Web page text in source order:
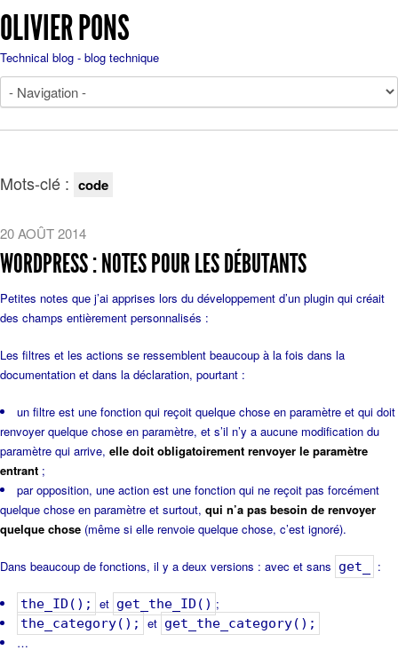
OLIVIER PONS
Technical blog - blog technique
Mots-clé : code
20 AOÛT 2014
WORDPRESS : NOTES POUR LES DÉBUTANTS
Petites notes que j’ai apprises lors du développement d’un plugin qui créait
des champs entièrement personnalisés :
Les filtres et les actions se ressemblent beaucoup à la fois dans la
documentation et dans la déclaration, pourtant :
un filtre est une fonction qui reçoit quelque chose en paramètre et qui doit
renvoyer quelque chose en paramètre, et s’il n’y a aucune modification du
paramètre qui arrive, elle doit obligatoirement renvoyer le paramètre
entrant ;
par opposition, une action est une fonction qui ne reçoit pas forcément
quelque chose en paramètre et surtout, qui n’a pas besoin de renvoyer
quelque chose (même si elle renvoie quelque chose, c’est ignoré).
Dans beaucoup de fonctions, il y a deux versions : avec et sans get_ :
the_ID(); et get_the_ID() ;
the_category(); et get_the_category();
…